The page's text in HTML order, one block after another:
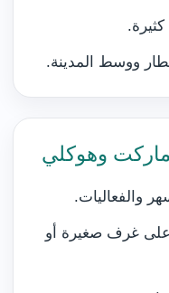
ووسط المدينة.
وهوكلي
والفعاليات.
على غرف صغيرة أو